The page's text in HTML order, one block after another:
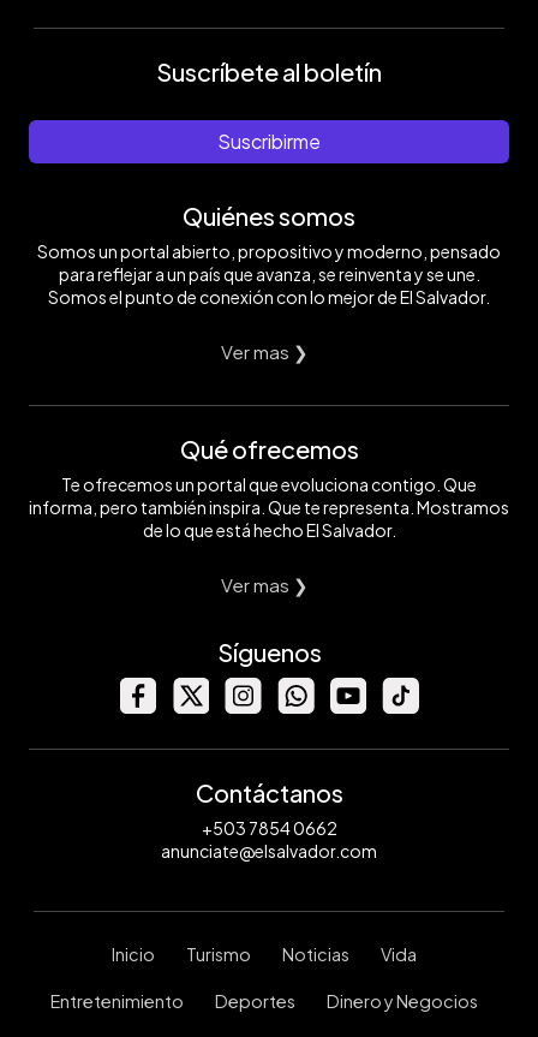
Suscríbete al boletín
Suscribirme
Quiénes somos
Somos un portal abierto, propositivo y moderno, pensado
para reflejar a un país que avanza, se reinventa y se une.
Somos el punto de conexión con lo mejor de El Salvador.
Ver mas ❯
Qué ofrecemos
Te ofrecemos un portal que evoluciona contigo. Que
informa, pero también inspira. Que te representa. Mostramos
de lo que está hecho El Salvador.
Ver mas ❯
Síguenos
Contáctanos
+503 7854 0662
anunciate@elsalvador.com
Inicio Turismo Noticias Vida
Entretenimiento Deportes Dinero y Negocios